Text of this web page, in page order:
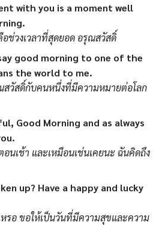
with you is a moment well
วงเวลาที่สุดยอด อรุณสวัสดิ์
good morning to one of the
the world to me.
วัสดิ์กับคนหนึ่งที่มีความหมายต่อโลก
Good Morning and as always
นเช้า และเหมือนเช่นเคยนะ ฉันคิดถึง
up? Have a happy and lucky
รอ ขอให้เป็นวันที่มีความสุขและความ